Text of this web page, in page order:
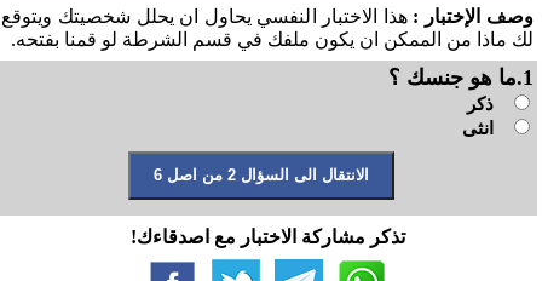
وصف الإختبار :هذا الاختبار النفسي يحاول ان يحلل شخصيتك ويتوقع
لك ماذا من الممكن ان يكون ملفك في قسم الشرطة لو قمنا بفتحه.
1.ما هو جنسك ؟
ذكر
انثى
تذكر مشاركة الاختبار مع اصدقاءك!